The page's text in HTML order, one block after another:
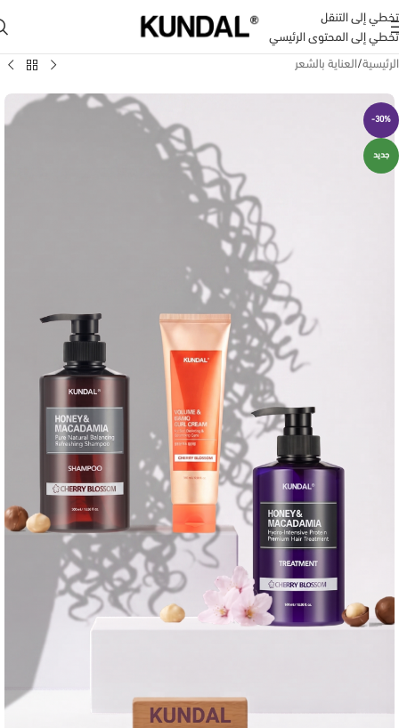
تخطي إلى التنقل
تخطي إلى المحتوى الرئيسي
الرئيسية/العناية بالشعر
-30%
جديد